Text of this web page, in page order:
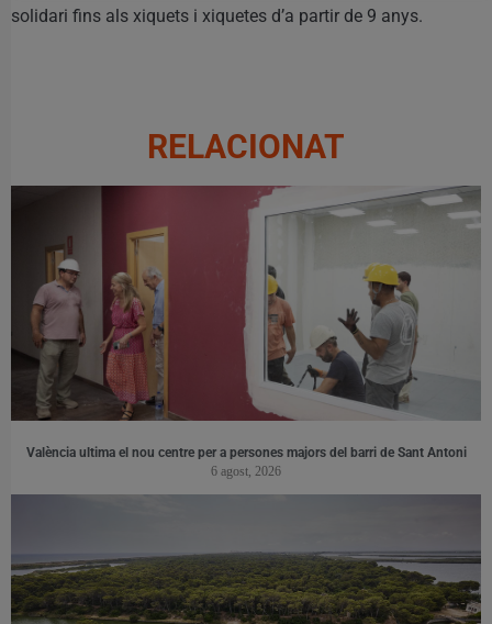
solidari fins als xiquets i xiquetes d’a partir de 9 anys.
RELACIONAT
València ultima el nou centre per a persones majors del barri de Sant Antoni
6 agost, 2026